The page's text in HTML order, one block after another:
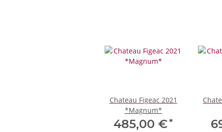
Chateau Figeac 2021
*Magnum*
485,00 €*